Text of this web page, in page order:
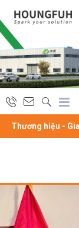
Thương hiệu -